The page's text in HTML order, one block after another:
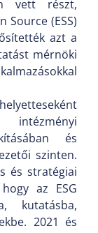
vett részt,
(ESS)
azt a
mérnöki
és
szinten.
és stratégiai
az ESG
kutatásba,
2021 és